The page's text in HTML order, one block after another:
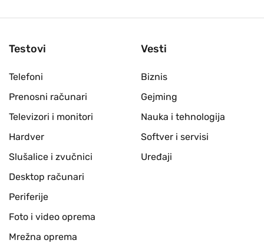
Testovi
Telefoni
Prenosni računari
Televizori i monitori
Hardver
Slušalice i zvučnici
Desktop računari
Periferije
Foto i video oprema
Mrežna oprema
Vesti
Biznis
Gejming
Nauka i tehnologija
Softver i servisi
Uređaji